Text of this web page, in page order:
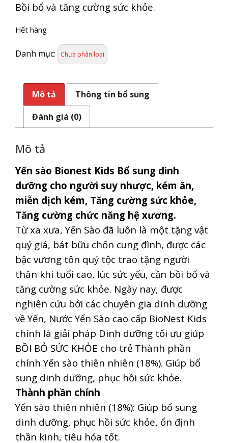
Bồi bổ và tăng cường sức khỏe.
Hết hàng
Danh mục: Chưa phân loại
Mô tả
Thông tin bổ sung
Đánh giá (0)
Mô tả
Yến sào Bionest Kids Bổ sung dinh
dưỡng cho người suy nhược, kém ăn,
miễn dịch kém, Tăng cường sức khỏe,
Tăng cường chức năng hệ xương.
Từ xa xưa, Yến Sào đã luôn là một tặng vật
quý giá, bát bữu chốn cung đình, được các
bậc vương tôn quý tộc trao tặng người
thân khi tuổi cao, lúc sức yếu, cần bồi bổ và
tăng cường sức khỏe. Ngày nay, được
nghiên cứu bởi các chuyên gia dinh dưỡng
về Yến, Nước Yến Sào cao cấp BioNest Kids
chính là giải pháp Dinh dưỡng tối ưu giúp
BỒI BỎ SỨC KHỎE cho trẻ Thành phần
chính Yến sào thiên nhiên (18%). Giúp bổ
sung dinh dưỡng, phục hồi sức khỏe.
Thành phần chính
Yến sào thiên nhiên (18%): Giúp bổ sung
dinh dưỡng, phục hồi sức khỏe, ổn định
thần kinh, tiêu hóa tốt.